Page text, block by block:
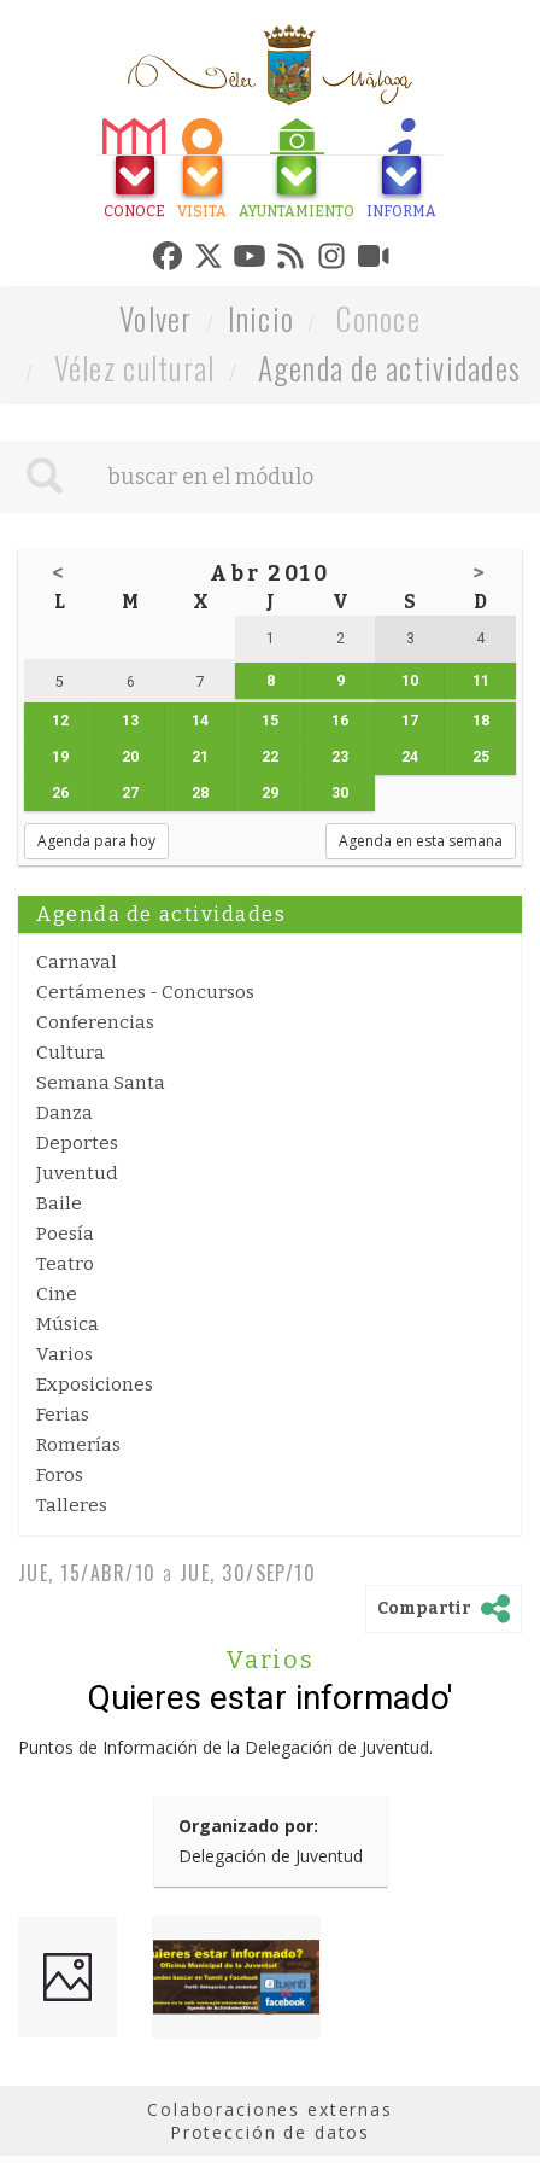
CONOCE VISITA AYUNTAMIENTO INFORMA
Volver Inicio
Conoce
Vélez cultural
Agenda de actividades
< Abr 2010 >
L M X J V S D
1 2 3 4
5 6 7 8 9 10 11
12 13 14 15 16 17 18
19 20 21 22 23 24 25
26 27 28 29 30
Agenda para hoy Agenda en esta semana
Agenda de actividades
Carnaval
Certámenes - Concursos
Conferencias
Cultura
Semana Santa
Danza
Deportes
Juventud
Baile
Poesía
Teatro
Cine
Música
Varios
Exposiciones
Ferias
Romerías
Foros
Talleres
JUE, 15/ABR/10 a JUE, 30/SEP/10
Compartir
Varios
Quieres estar informado'
Puntos de Información de la Delegación de Juventud.
Organizado por:
Delegación de Juventud
Colaboraciones externas
Protección de datos